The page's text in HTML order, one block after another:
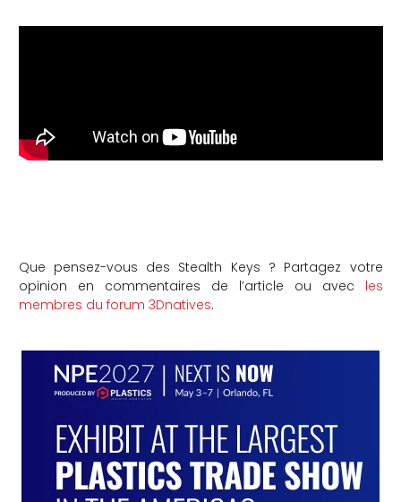
Que pensez-vous des Stealth Keys ? Partagez votre
opinion en commentaires de l’article ou avec les
membres du forum 3Dnatives.